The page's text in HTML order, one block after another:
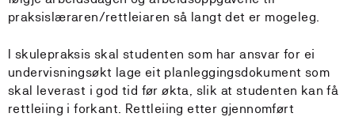
praksislæraren/rettleiaren så langt det er mogeleg.
I skulepraksis skal studenten som har ansvar for ei
undervisningsøkt lage eit planleggingsdokument som
skal leverast i god tid før økta, slik at studenten kan få
rettleiing i forkant. Rettleiing etter gjennomført